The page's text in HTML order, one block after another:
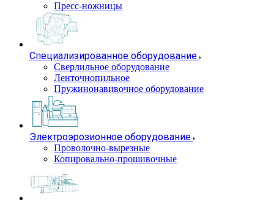
Пресс-ножницы
Специализированное оборудование
Сверлильное оборудование
Ленточнопильное
Пружинонавивочное оборудование
Электроэрозионное оборудование
Проволочно-вырезные
Копировально-прошивочные